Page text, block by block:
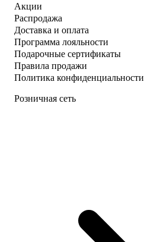
Акции
Распродажа
Доставка и оплата
Программа лояльности
Подарочные сертификаты
Правила продажи
Политика конфиденциальности
Розничная сеть